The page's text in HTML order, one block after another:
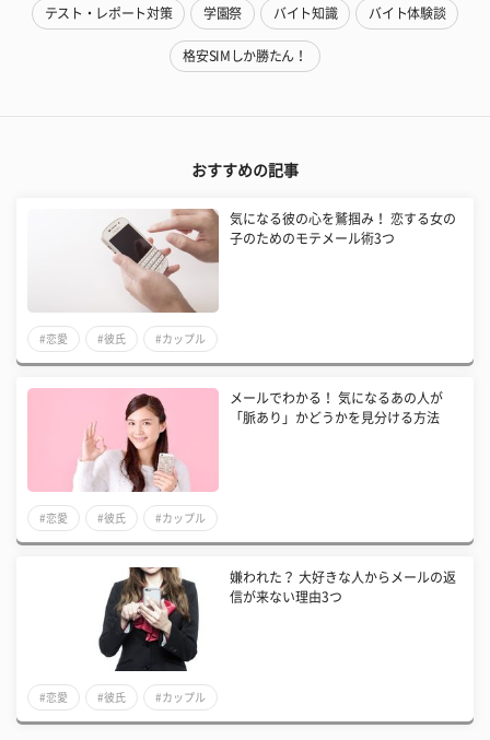
テスト・レポート対策 学園祭 バイト知識 バイト体験談
格安SIMしか勝たん！
おすすめの記事
気になる彼の心を鷲掴み！ 恋する女の
子のためのモテメール術3つ
#恋愛 #彼氏 #カップル
メールでわかる！ 気になるあの人が
「脈あり」かどうかを見分ける方法
#恋愛 #彼氏 #カップル
嫌われた？ 大好きな人からメールの返
信が来ない理由3つ
#恋愛 #彼氏 #カップル